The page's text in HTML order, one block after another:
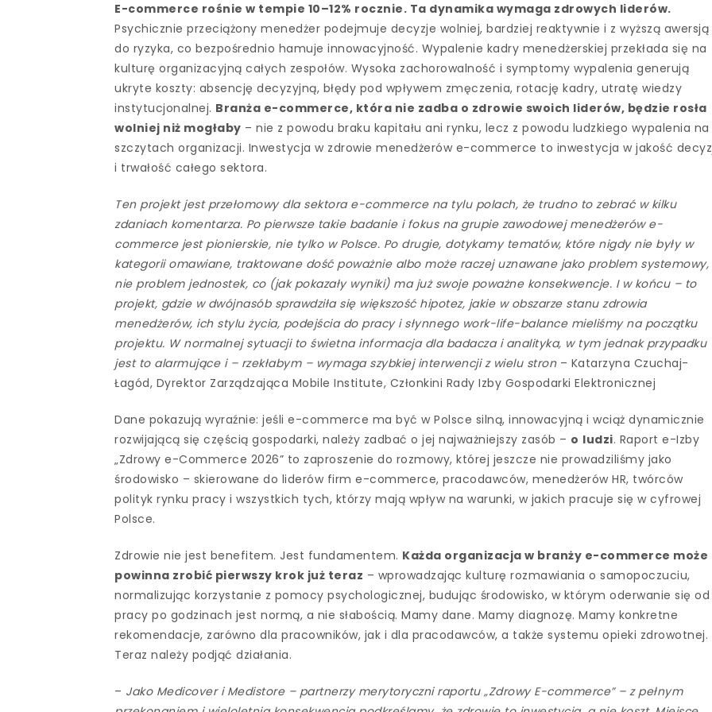
E-commerce rośnie w tempie 10–12% rocznie. Ta dynamika wymaga zdrowych liderów.
Psychicznie przeciążony menedżer podejmuje decyzje wolniej, bardziej reaktywnie i z wyższą awersją
do ryzyka, co bezpośrednio hamuje innowacyjność. Wypalenie kadry menedżerskiej przekłada się na
kulturę organizacyjną całych zespołów. Wysoka zachorowalność i symptomy wypalenia generują
ukryte koszty: absencję decyzyjną, błędy pod wpływem zmęczenia, rotację kadry, utratę wiedzy
instytucjonalnej. Branża e-commerce, która nie zadba o zdrowie swoich liderów, będzie rosła
wolniej niż mogłaby – nie z powodu braku kapitału ani rynku, lecz z powodu ludzkiego wypalenia na
szczytach organizacji. Inwestycja w zdrowie menedżerów e-commerce to inwestycja w jakość
i trwałość całego sektora.
Ten projekt jest przełomowy dla sektora e-commerce na tylu polach, że trudno to zebrać w kilku
zdaniach komentarza. Po pierwsze takie badanie i fokus na grupie zawodowej menedżerów e-
commerce jest pionierskie, nie tylko w Polsce. Po drugie, dotykamy tematów, które nigdy nie były w
kategorii omawiane, traktowane dość poważnie albo może raczej uznawane jako problem systemowy,
nie problem jednostek, co (jak pokazały wyniki) ma już swoje poważne konsekwencje. I w końcu – to
projekt, gdzie w dwójnasób sprawdziła się większość hipotez, jakie w obszarze stanu zdrowia
menedżerów, ich stylu życia, podejścia do pracy i słynnego work-life-balance mieliśmy na początku
projektu. W normalnej sytuacji to świetna informacja dla badacza i analityka, w tym jednak przypadku
jest to alarmujące i – rzekłabym – wymaga szybkiej interwencji z wielu stron – Katarzyna Czuchaj-
Łagód, Dyrektor Zarządzająca Mobile Institute, Członkini Rady Izby Gospodarki Elektronicznej
Dane pokazują wyraźnie: jeśli e-commerce ma być w Polsce silną, innowacyjną i wciąż dynamicznie
rozwijającą się częścią gospodarki, należy zadbać o jej najważniejszy zasób – o ludzi. Raport e-Izby
„Zdrowy e-Commerce 2026” to zaproszenie do rozmowy, której jeszcze nie prowadziliśmy jako
środowisko – skierowane do liderów firm e-commerce, pracodawców, menedżerów HR, twórców
polityk rynku pracy i wszystkich tych, którzy mają wpływ na warunki, w jakich pracuje się w cyfrowej
Polsce.
Zdrowie nie jest benefitem. Jest fundamentem. Każda organizacja w branży e-commerce może
powinna zrobić pierwszy krok już teraz – wprowadzając kulturę rozmawiania o samopoczuciu,
normalizując korzystanie z pomocy psychologicznej, budując środowisko, w którym oderwanie się od
pracy po godzinach jest normą, a nie słabością. Mamy dane. Mamy diagnozę. Mamy konkretne
rekomendacje, zarówno dla pracowników, jak i dla pracodawców, a także systemu opieki zdrowotnej.
Teraz należy podjąć działania.
– Jako Medicover i Medistore – partnerzy merytoryczni raportu „Zdrowy E-commerce” – z pełnym